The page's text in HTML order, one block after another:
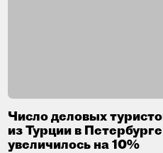
Число деловых
из Турции в Петербурге
увеличилось на 10%